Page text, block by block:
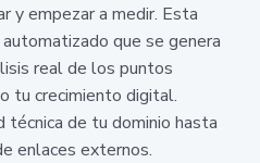
y empezar a medir. Esta
que se genera
real de los puntos
tu crecimiento digital.
técnica de tu dominio hasta
enlaces externos.